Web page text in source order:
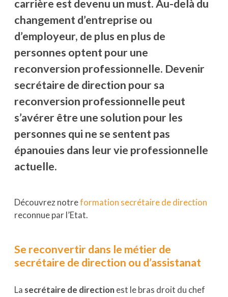
carrière est devenu un must. Au-delà du
changement d’entreprise ou
d’employeur, de plus en plus de
personnes optent pour une
reconversion professionnelle. Devenir
secrétaire de direction pour sa
reconversion professionnelle peut
s’avérer être une solution pour les
personnes qui ne se sentent pas
épanouies dans leur vie professionnelle
actuelle.
Découvrez notreformation secrétaire de direction
reconnue par l’Etat.
Se reconvertir dans le métier de
secrétaire de direction ou d’assistanat
La secrétaire de directionest le bras droit du chef